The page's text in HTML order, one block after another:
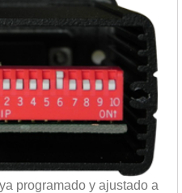
programado y ajustado a